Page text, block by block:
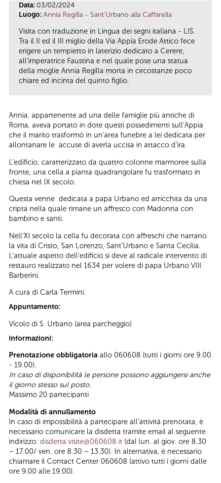
Data: 03/02/2024
Luogo: Annia Regilla - Sant'Urbano alla Caffarella
Visita con traduzione in Lingua dei segni italiana - LIS.
Tra il II ed il III miglio della Via Appia Erode Attico fece
erigere un tempietto in laterizio dedicato a Cerere,
all’imperatrice Faustina e nel quale pose una statua
della moglie Annia Regilla morta in circostanze poco
chiare ed incinta del quinto figlio.
Annia, appartenente ad una delle famiglie più antiche di
Roma, aveva portato in dote questi possedimenti sull’Appia
che il marito trasformò in un’area funebre a lei dedicata per
allontanare le accuse di averla uccisa in attacco d’ira.
L’edificio, caratterizzato da quattro colonne marmoree sulla
fronte, una cella a pianta quadrangolare fu trasformato in
chiesa nel IX secolo.
Questa venne dedicata a papa Urbano ed arricchita da una
cripta nella quale rimane un affresco con Madonna con
bambino e santi.
Nell’XI secolo la cella fu decorata con affreschi che narrano
la vita di Cristo, San Lorenzo, Sant’Urbano e Santa Cecilia.
L’attuale aspetto dell’edificio si deve al radicale intervento di
restauro realizzato nel 1634 per volere di papa Urbano VIII
Barberini.
A cura di Carla Termini.
Appuntamento:
Vicolo di S. Urbano (area parcheggio)
Informazioni:
Prenotazione obbligatoria allo 060608 (tutti i giorni ore 9.00
- 19.00).
In caso di disponibilità le persone possono aggiungersi anche
il giorno stesso sul posto.
Massimo 20 partecipanti
Modalità di annullamento
In caso di impossibilità a partecipare all’attività prenotata, è
necessario comunicare la disdetta tramite email al seguente
indirizzo: disdetta.visite@060608.it (dal lun. al giov. ore 8.30
– 17.00/ ven. ore 8.30 – 13.30). In alternativa, è necessario
chiamare il Contact Center 060608 (attivo tutti i giorni dalle
ore 9.00 alle 19.00).